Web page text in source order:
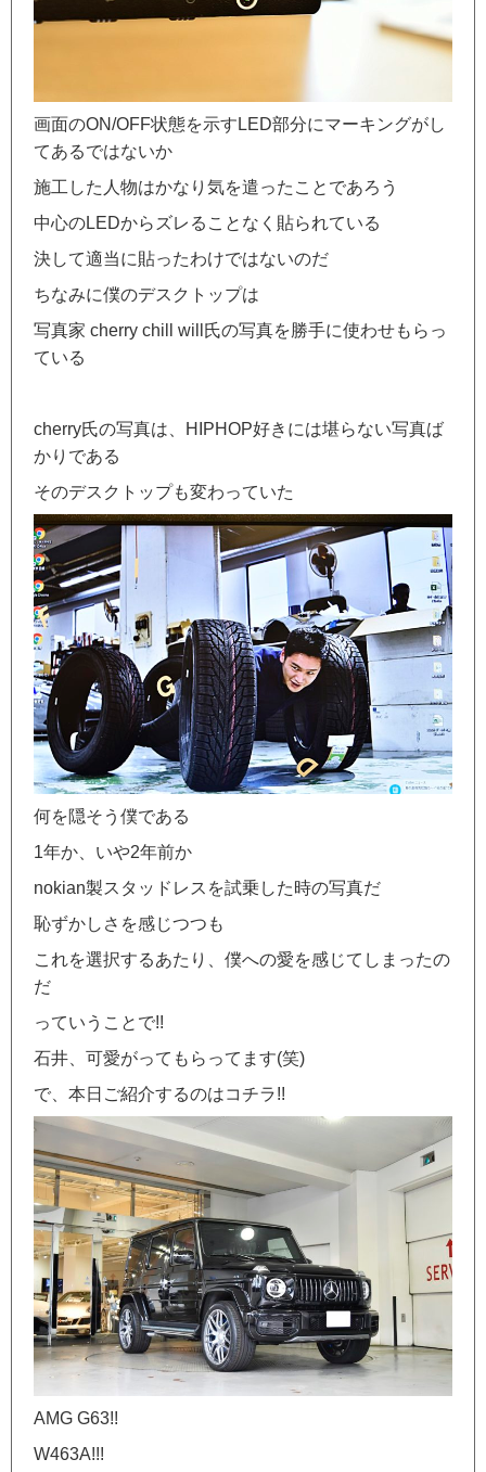
画面のON/OFF状態を示すLED部分にマーキングがし
てあるではないか
施工した人物はかなり気を遣ったことであろう
中心のLEDからズレることなく貼られている
決して適当に貼ったわけではないのだ
ちなみに僕のデスクトップは
写真家 cherry chill will氏の写真を勝手に使わせもらっ
ている
cherry氏の写真は、HIPHOP好きには堪らない写真ば
かりである
そのデスクトップも変わっていた
何を隠そう僕である
1年か、いや2年前か
nokian製スタッドレスを試乗した時の写真だ
恥ずかしさを感じつつも
これを選択するあたり、僕への愛を感じてしまったの
だ
っていうことで!!
石井、可愛がってもらってます(笑)
で、本日ご紹介するのはコチラ!!
AMG G63!!
W463A!!!